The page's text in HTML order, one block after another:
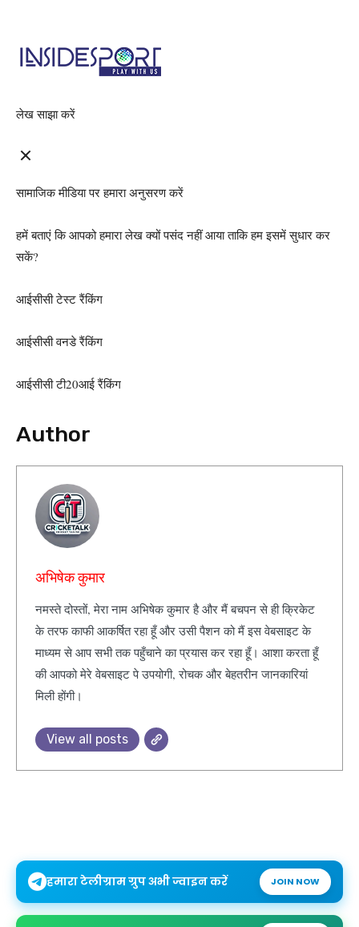
लेख साझा करें
सामाजिक मीडिया पर हमारा अनुसरण करें
हमें बताएं कि आपको हमारा लेख क्यों पसंद नहीं आया ताकि हम इसमें सुधार कर
सकें?
आईसीसी टेस्ट रैंकिंग
आईसीसी वनडे रैंकिंग
आईसीसी टी20आई रैंकिंग
Author
अभिषेक कुमार
नमस्ते दोस्तों, मेरा नाम अभिषेक कुमार है और मैं बचपन से ही क्रिकेट
के तरफ काफी आकर्षित रहा हूँ और उसी पैशन को मैं इस वेबसाइट के
माध्यम से आप सभी तक पहुँचाने का प्रयास कर रहा हूँ। आशा करता हूँ
की आपको मेरे वेबसाइट पे उपयोगी, रोचक और बेहतरीन जानकारियां
मिली होंगी।
View all posts
हमारा टेलीग्राम ग्रुप अभी ज्वाइन करें JOIN NOW